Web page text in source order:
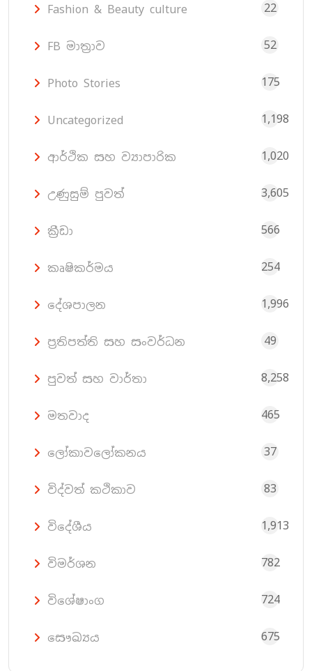
Fashion & Beauty culture 22
FB මාත්‍රාව 52
Photo Stories 175
Uncategorized 1,198
ආර්ථික සහ ව්‍යාපාරික 1,020
උණුසුම් පුවත් 3,605
ක්‍රීඩා 566
කෘෂිකර්මය 254
දේශපාලන 1,996
ප්‍රතිපත්ති සහ සංවර්ධන 49
පුවත් සහ වාර්තා 8,258
මතවාද 465
ලෝකාවලෝකනය 37
විද්වත් කථිකාව 83
විදේශීය 1,913
විමර්ශන 782
විශේෂාංග 724
සෞඛ්‍යය 675